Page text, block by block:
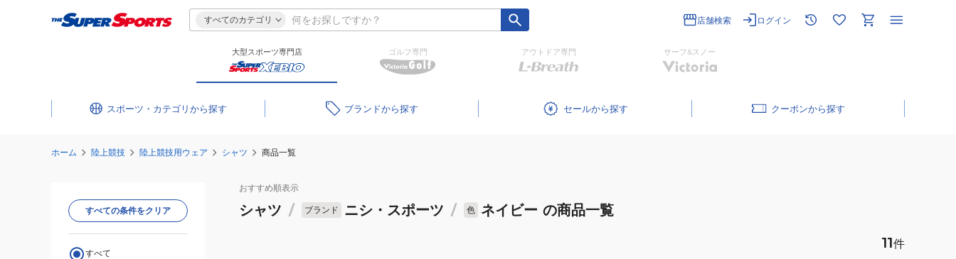
すべてのカテゴリ 店舗検索 ログイン
大型スポーツ専門店 ゴルフ専門 アウトドア専門 サーフ&スノー
スポーツ・カテゴリ ブランド セール クーポン
ホーム 陸上競技 陸上競技用ウェア シャツ 商品一覧
おすすめ順表示
シャツ / ブランド ニシ・スポーツ / 色 ネイビー の商品一覧
11件
すべての条件をクリア
すべて